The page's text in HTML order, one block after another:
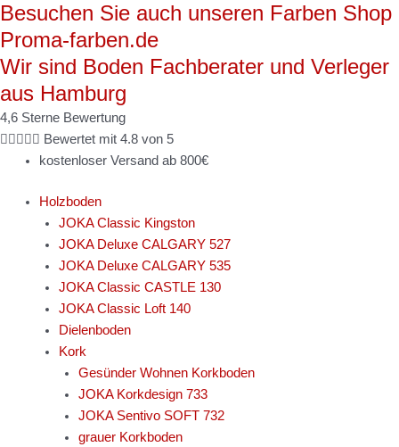
Zum
Inhalt
Besuchen Sie auch unseren Farben Shop
Proma-farben.de
Wir sind Boden Fachberater und Verleger
aus Hamburg
4,6 Sterne Bewertung
     Bewertet mit 4.8 von 5
kostenloser Versand ab 800€
Holzboden
JOKA Classic Kingston
JOKA Deluxe CALGARY 527
JOKA Deluxe CALGARY 535
JOKA Classic CASTLE 130
JOKA Classic Loft 140
Dielenboden
Kork
Gesünder Wohnen Korkboden
JOKA Korkdesign 733
JOKA Sentivo SOFT 732
grauer Korkboden
Enia
SOREX
nordic
grey
2.5
Menge